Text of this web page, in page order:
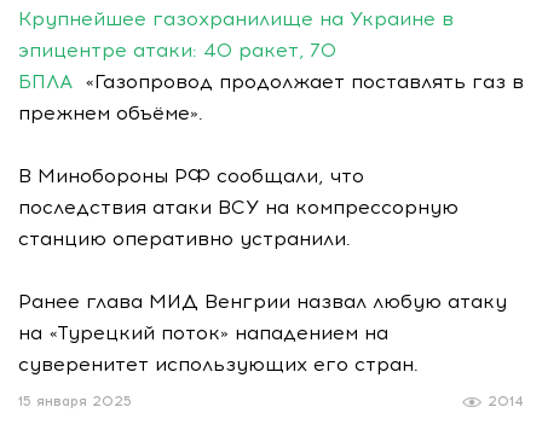
Крупнейшее газохранилище на Украине в
эпицентре атаки: 40 ракет, 70
БПЛА «Газопровод продолжает поставлять газ в
прежнем объёме».
В Минобороны РФ сообщали, что
последствия атаки ВСУ на компрессорную
станцию оперативно устранили.
Ранее глава МИД Венгрии назвал любую атаку
на «Турецкий поток» нападением на
суверенитет использующих его стран.
2014
15 января 2025